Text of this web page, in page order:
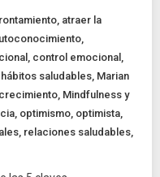
atraer la
control emocional
hábitos saludables Marian
Mindfulness y
optimismo optimista
relaciones saludables